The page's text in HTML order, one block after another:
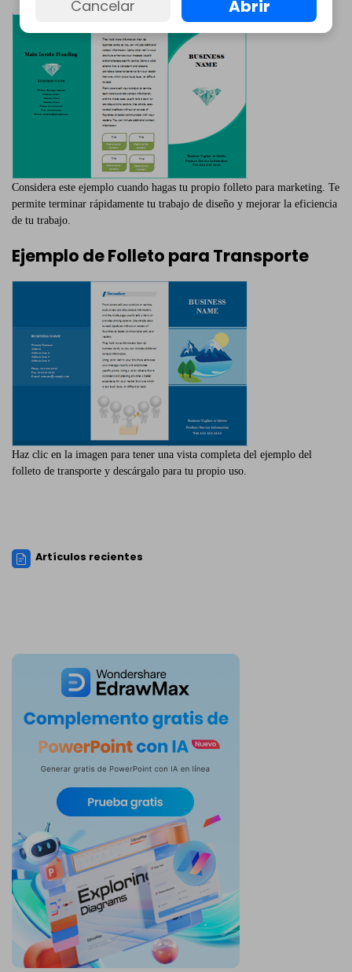
Considera este ejemplo cuando hagas tu propio folleto para marketing. Te
permite terminar rápidamente tu trabajo de diseño y mejorar la eficiencia
de tu trabajo.
Ejemplo de Folleto para Transporte
Haz clic en la imagen para tener una vista completa del ejemplo del
folleto de transporte y descárgalo para tu propio uso.
Artículos recientes
Cancelar Abrir